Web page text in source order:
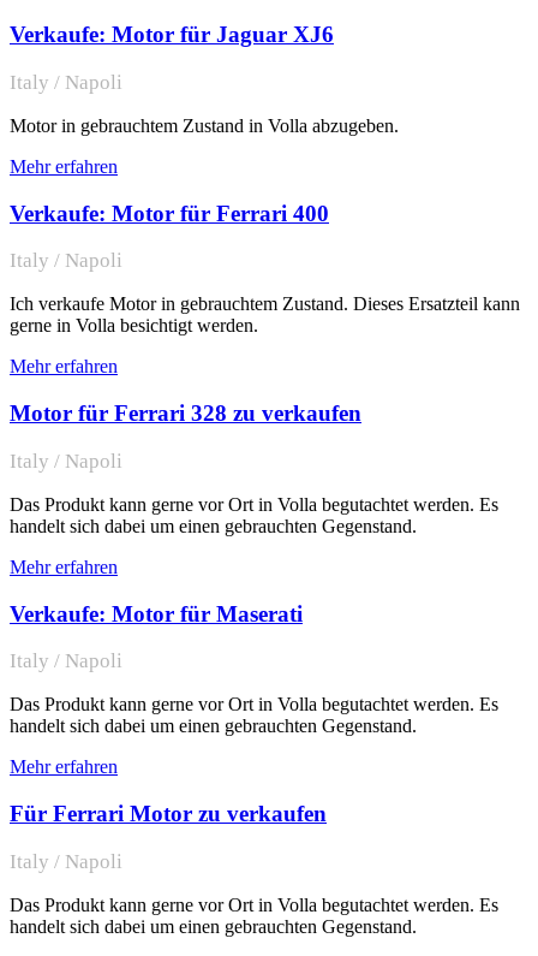
Verkaufe: Motor für Jaguar XJ6
Italy / Napoli
Motor in gebrauchtem Zustand in Volla abzugeben.
Mehr erfahren
Verkaufe: Motor für Ferrari 400
Italy / Napoli
Ich verkaufe Motor in gebrauchtem Zustand. Dieses Ersatzteil kann
gerne in Volla besichtigt werden.
Mehr erfahren
Motor für Ferrari 328 zu verkaufen
Italy / Napoli
Das Produkt kann gerne vor Ort in Volla begutachtet werden. Es
handelt sich dabei um einen gebrauchten Gegenstand.
Mehr erfahren
Verkaufe: Motor für Maserati
Italy / Napoli
Das Produkt kann gerne vor Ort in Volla begutachtet werden. Es
handelt sich dabei um einen gebrauchten Gegenstand.
Mehr erfahren
Für Ferrari Motor zu verkaufen
Italy / Napoli
Das Produkt kann gerne vor Ort in Volla begutachtet werden. Es
handelt sich dabei um einen gebrauchten Gegenstand.